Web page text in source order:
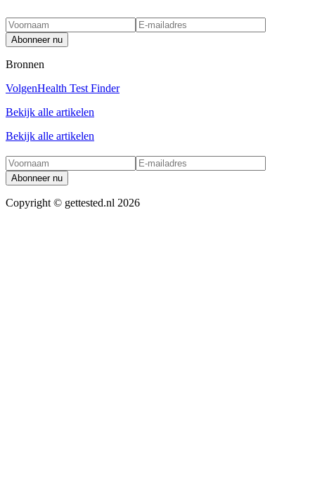
Abonneer nu
Bronnen
VolgenHealth Test Finder
Bekijk alle artikelen
Bekijk alle artikelen
Abonneer nu
Copyright © gettested.nl 2026